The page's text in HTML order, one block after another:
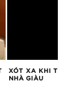
XÓT XA KHI TRẺ
NHÀ GIÀU